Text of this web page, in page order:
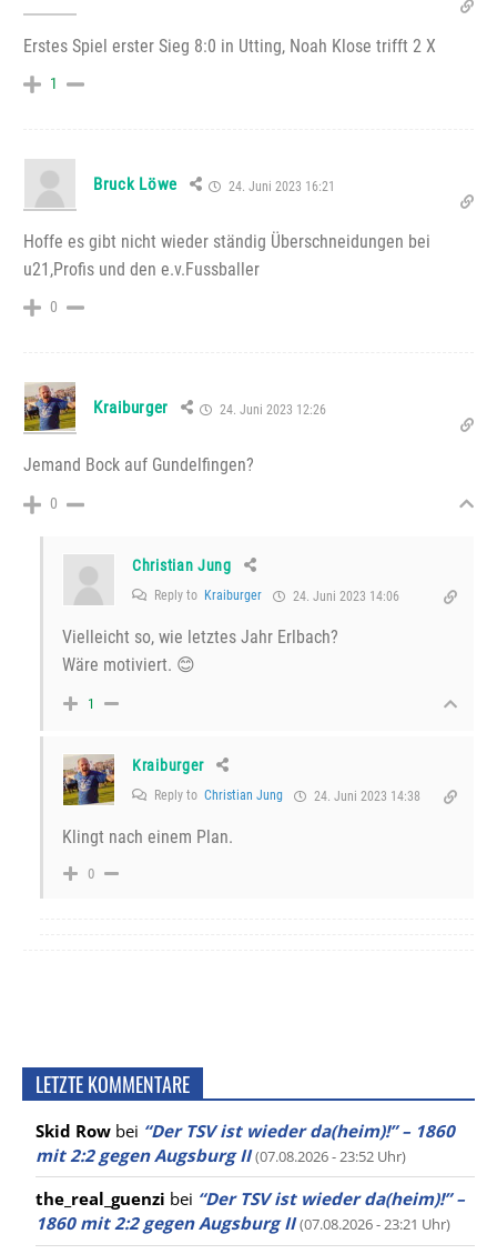
Erstes Spiel erster Sieg 8:0 in Utting, Noah Klose trifft 2 X
1
Bruck Löwe 24. Juni 2023 16:21
Hoffe es gibt nicht wieder ständig Überschneidungen bei
u21,Profis und den e.v.Fussballer
0
Kraiburger 24. Juni 2023 12:26
Jemand Bock auf Gundelfingen?
0
Christian Jung
Reply to Kraiburger 24. Juni 2023 14:06
Vielleicht so, wie letztes Jahr Erlbach?
Wäre motiviert. 😊
1
Kraiburger
Reply to Christian Jung 24. Juni 2023 14:38
Klingt nach einem Plan.
0
LETZTE KOMMENTARE
Skid Row bei “Der TSV ist wieder da(heim)!” – 1860
mit 2:2 gegen Augsburg II (07.08.2026 - 23:52 Uhr)
the_real_guenzi bei “Der TSV ist wieder da(heim)!” –
1860 mit 2:2 gegen Augsburg II (07.08.2026 - 23:21 Uhr)